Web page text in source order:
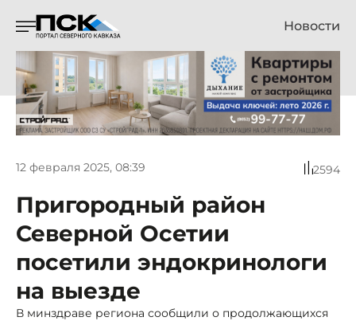
Новости
12 февраля 2025, 08:39 2594
Пригородный район
Северной Осетии
посетили эндокринологи
на выезде
В минздраве региона сообщили о продолжающихся